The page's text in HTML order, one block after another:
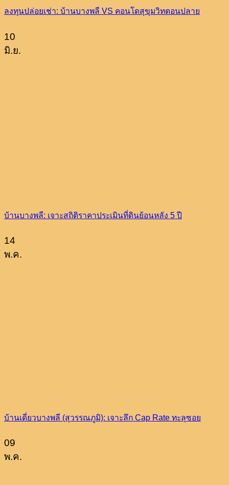
ลงทุนปล่อยเช่า: บ้านบางพลี VS คอนโดสุขุมวิทตอนปลาย
10
มิ.ย.
บ้านบางพลี: เจาะสถิติราคาประเมินที่ดินย้อนหลัง 5 ปี
14
พ.ค.
บ้านเดี่ยวบางพลี (สุวรรณภูมิ): เจาะลึก Cap Rate ทะลุซอย
09
พ.ค.